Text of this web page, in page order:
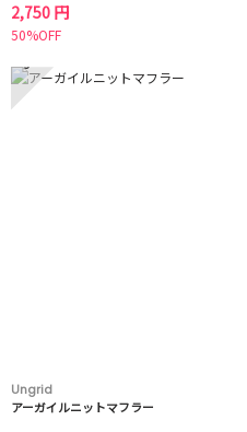
2,750 円
50%OFF
9
Ungrid
アーガイルニットマフラー